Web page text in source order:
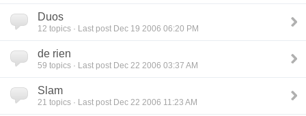
Duos
12 topics · Last post Dec 19 2006 06:20 PM
de rien
59 topics · Last post Dec 22 2006 03:37 AM
Slam
21 topics · Last post Dec 22 2006 11:23 AM